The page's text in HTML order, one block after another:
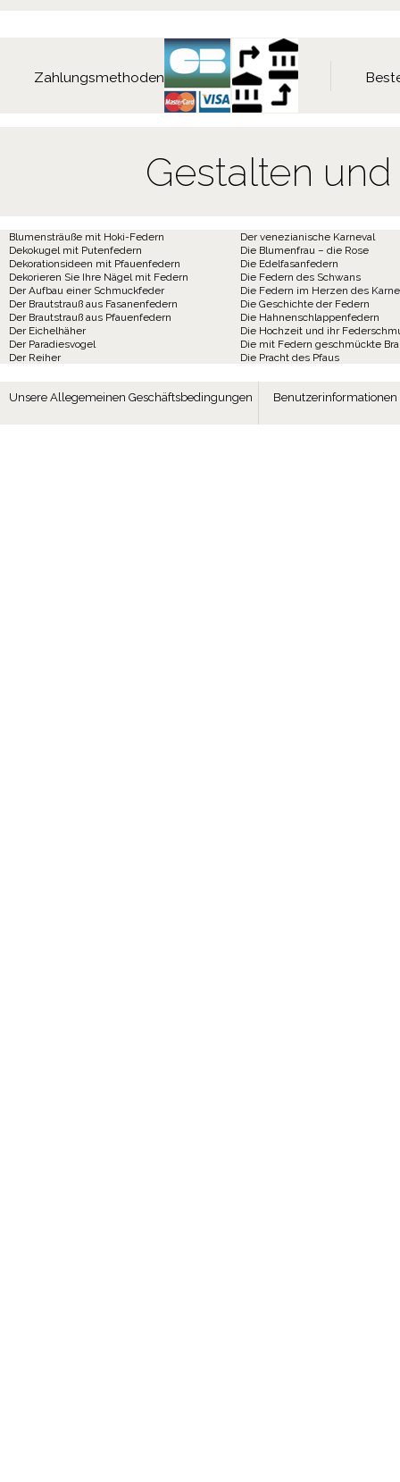
Zahlungsmethoden
Gestalten
Blumensträuße mit Hoki-Federn
Dekokugel mit Putenfedern
Dekorationsideen mit Pfauenfedern
Dekorieren Sie Ihre Nägel mit Federn
Der Aufbau einer Schmuckfeder
Der Brautstrauß aus Fasanenfedern
Der Brautstrauß aus Pfauenfedern
Der Eichelhäher
Der Paradiesvogel
Der Reiher
Der venezianische Karneval
Die Blumenfrau – die Rose
Die Edelfasanfedern
Die Federn des Schwans
Die Federn im Herzen des
Die Geschichte der Federn
Die Hahnenschlappenfedern
Die Hochzeit und ihr
Die mit Federn geschmückte
Die Pracht des Pfaus
Unsere Allegemeinen Geschäftsbedingungen Benutzerinformationen